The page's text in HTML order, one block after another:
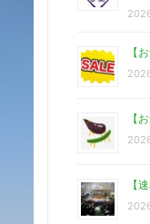
【
【
【